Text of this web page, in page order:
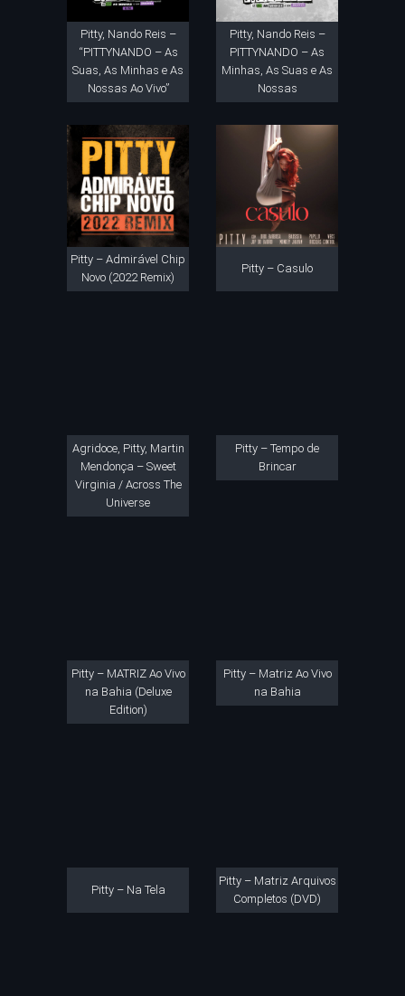
Pitty, Nando Reis –
“PITTYNANDO – As
Suas, As Minhas e As
Nossas Ao Vivo”
Pitty, Nando Reis –
PITTYNANDO – As
Minhas, As Suas e As
Nossas
Pitty – Admirável Chip
Novo (2022 Remix)
Pitty – Casulo
Agridoce, Pitty, Martin
Mendonça – Sweet
Virginia / Across The
Universe
Pitty – Tempo de
Brincar
Pitty – MATRIZ Ao Vivo
na Bahia (Deluxe
Edition)
Pitty – Matriz Ao Vivo
na Bahia
Pitty – Na Tela
Pitty – Matriz Arquivos
Completos (DVD)